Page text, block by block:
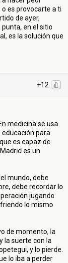
es provocarte a ti
de ayer,
en el sitio
es la solución que
+12
medicina se usa
educación para
es capaz de
es un
mundo, debe
debe recordar lo
jugando
lo mismo
de momento, la
la suerte con la
y lo pierde.
lo iba a perder